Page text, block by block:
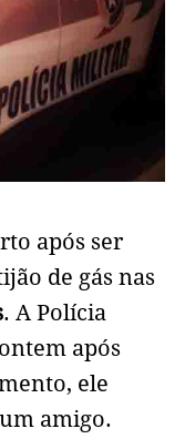
após ser
de gás nas
. A Polícia
após
ele
amigo.